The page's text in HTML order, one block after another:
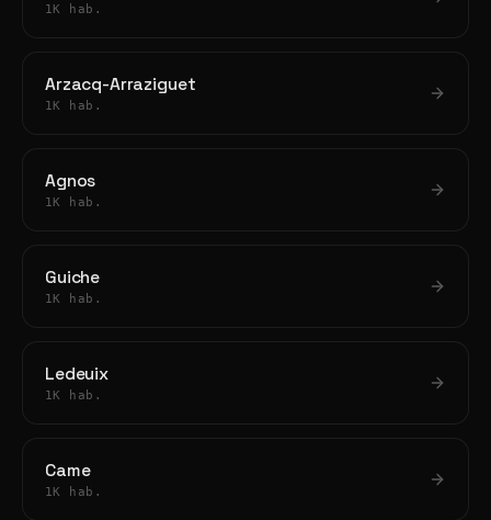
1K hab.
Arzacq-Arraziguet
1K hab.
Agnos
1K hab.
Guiche
1K hab.
Ledeuix
1K hab.
Came
1K hab.